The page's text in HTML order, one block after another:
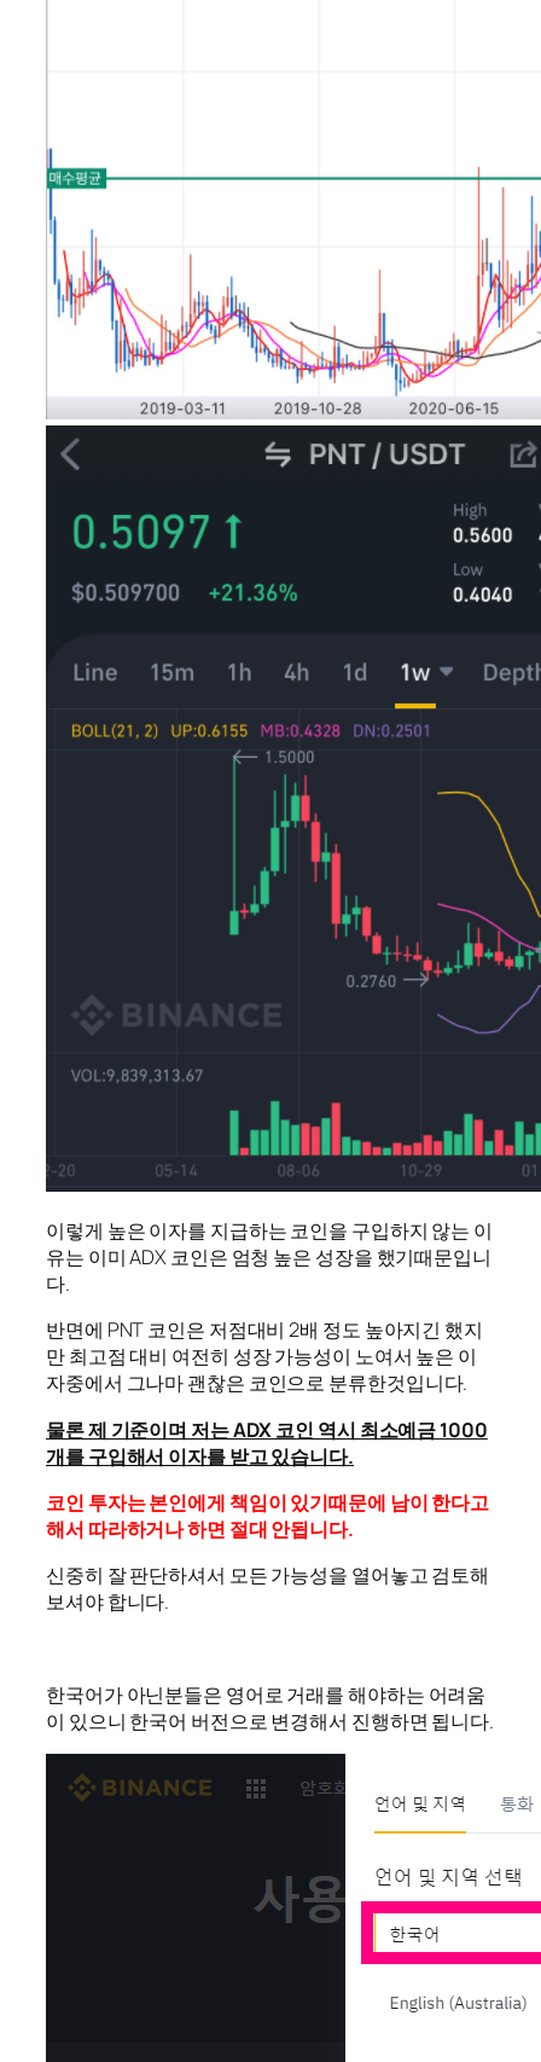
이렇게 높은 이자를 지급하는 코인을 구입하지 않는 이
유는 이미 ADX 코인은 엄청 높은 성장을 했기때문입니
다.
반면에 PNT 코인은 저점대비 2배 정도 높아지긴 했지
만 최고점 대비 여전히 성장 가능성이 노여서 높은 이
자중에서 그나마 괜찮은 코인으로 분류한것입니다.
물론 제 기준이며 저는 ADX 코인 역시 최소예금 1000
개를 구입해서 이자를 받고 있습니다.
코인 투자는 본인에게 책임이 있기때문에 남이 한다고
해서 따라하거나 하면 절대 안됩니다.
신중히 잘 판단하셔서 모든 가능성을 열어놓고 검토해
보셔야 합니다.
한국어가 아닌분들은 영어로 거래를 해야하는 어려움
이 있으니 한국어 버전으로 변경해서 진행하면 됩니다.